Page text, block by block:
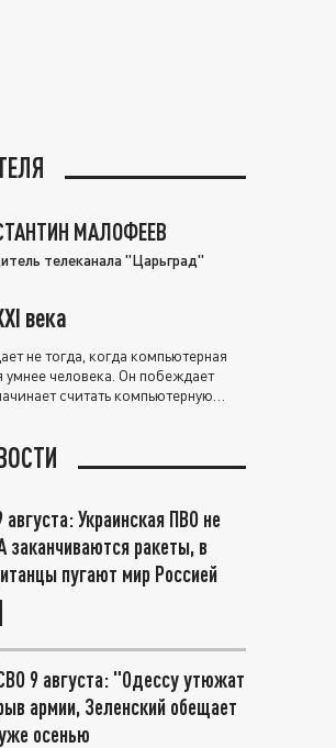
МАЛОФЕЕВ
телеканала "Царьград"
века
не тогда, когда компьютерная
умнее человека. Он побеждает
считать компьютерную
Украинская ПВО не
заканчиваются ракеты, в
пугают мир Россией
9 августа: "Одессу утюжат
армии, Зеленский обещает
осенью